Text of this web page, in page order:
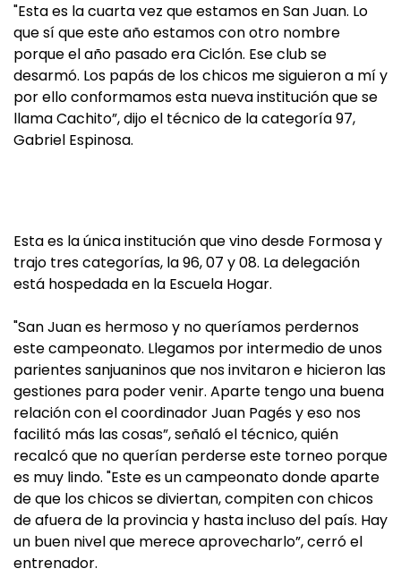
"Esta es la cuarta vez que estamos en San Juan. Lo
que sí que este año estamos con otro nombre
porque el año pasado era Ciclón. Ese club se
desarmó. Los papás de los chicos me siguieron a mí y
por ello conformamos esta nueva institución que se
llama Cachito”, dijo el técnico de la categoría 97,
Gabriel Espinosa.
Esta es la única institución que vino desde Formosa y
trajo tres categorías, la 96, 07 y 08. La delegación
está hospedada en la Escuela Hogar.
"San Juan es hermoso y no queríamos perdernos
este campeonato. Llegamos por intermedio de unos
parientes sanjuaninos que nos invitaron e hicieron las
gestiones para poder venir. Aparte tengo una buena
relación con el coordinador Juan Pagés y eso nos
facilitó más las cosas”, señaló el técnico, quién
recalcó que no querían perderse este torneo porque
es muy lindo. "Este es un campeonato donde aparte
de que los chicos se diviertan, compiten con chicos
de afuera de la provincia y hasta incluso del país. Hay
un buen nivel que merece aprovecharlo”, cerró el
entrenador.